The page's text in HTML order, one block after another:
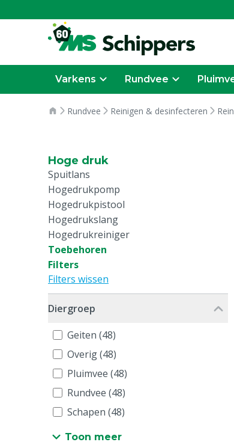
Varkens Rundvee
Rundvee Reinigen & desinfecteren
Hoge druk
Spuitlans
Hogedrukpomp
Hogedrukpistool
Hogedrukslang
Hogedrukreiniger
Toebehoren
Filters
Filters wissen
Diergroep
Geiten (48)
Overig (48)
Pluimvee (48)
Rundvee (48)
Schapen (48)
Toon meer